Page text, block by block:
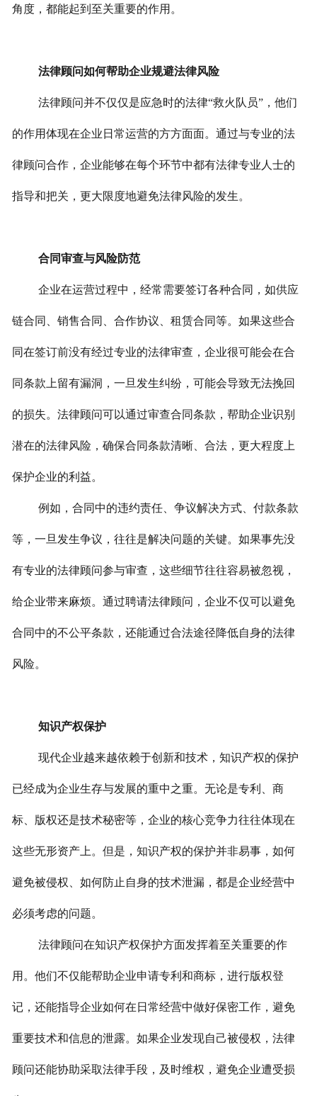
角度，都能起到至关重要的作用。
法律顾问如何帮助企业规避法律风险
法律顾问并不仅仅是应急时的法律“救火队员”，他们
的作用体现在企业日常运营的方方面面。通过与专业的法
律顾问合作，企业能够在每个环节中都有法律专业人士的
指导和把关，更大限度地避免法律风险的发生。
合同审查与风险防范
企业在运营过程中，经常需要签订各种合同，如供应
链合同、销售合同、合作协议、租赁合同等。如果这些合
同在签订前没有经过专业的法律审查，企业很可能会在合
同条款上留有漏洞，一旦发生纠纷，可能会导致无法挽回
的损失。法律顾问可以通过审查合同条款，帮助企业识别
潜在的法律风险，确保合同条款清晰、合法，更大程度上
保护企业的利益。
例如，合同中的违约责任、争议解决方式、付款条款
等，一旦发生争议，往往是解决问题的关键。如果事先没
有专业的法律顾问参与审查，这些细节往往容易被忽视，
给企业带来麻烦。通过聘请法律顾问，企业不仅可以避免
合同中的不公平条款，还能通过合法途径降低自身的法律
风险。
知识产权保护
现代企业越来越依赖于创新和技术，知识产权的保护
已经成为企业生存与发展的重中之重。无论是专利、商
标、版权还是技术秘密等，企业的核心竞争力往往体现在
这些无形资产上。但是，知识产权的保护并非易事，如何
避免被侵权、如何防止自身的技术泄漏，都是企业经营中
必须考虑的问题。
法律顾问在知识产权保护方面发挥着至关重要的作
用。他们不仅能帮助企业申请专利和商标，进行版权登
记，还能指导企业如何在日常经营中做好保密工作，避免
重要技术和信息的泄露。如果企业发现自己被侵权，法律
顾问还能协助采取法律手段，及时维权，避免企业遭受损